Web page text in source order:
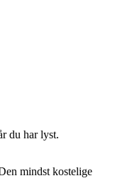
du har lyst.
mindst kostelige